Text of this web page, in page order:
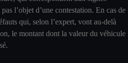
l’objet d’une contestation. En cas de
qui, selon l’expert, vont au-delà
le montant dont la valeur du véhicule